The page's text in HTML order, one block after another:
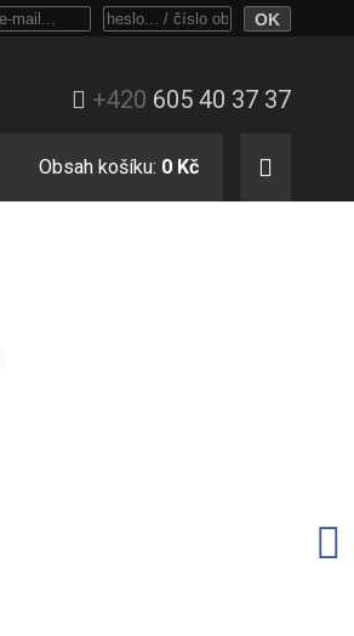
+420 605 40 37 37
Obsah košíku: 0 Kč